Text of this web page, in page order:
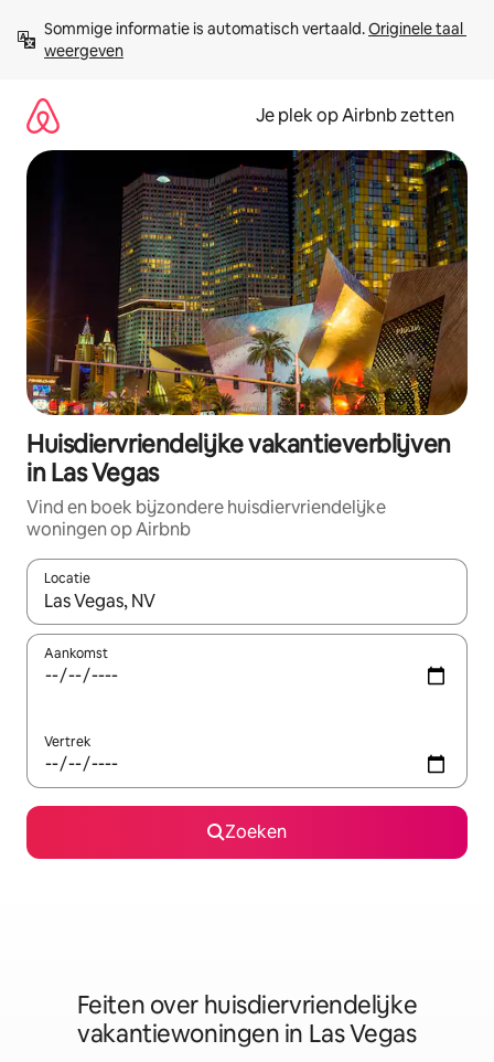
direct
naar
Sommige informatie is automatisch vertaald. Originele taal
weergeven
Je plek op Airbnb zetten
Huisdiervriendelijke vakantieverblijven
in Las Vegas
Vind en boek bijzondere huisdiervriendelijke
woningen op Airbnb
Locatie
Wanneer er resultaten beschikbaar zijn, maak je een keuze
Aankomst
Vertrek
Zoeken
Feiten over huisdiervriendelijke
vakantiewoningen in Las Vegas